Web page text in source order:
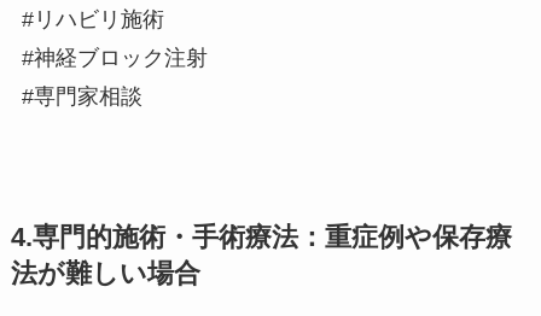
#リハビリ施術
#神経ブロック注射
#専門家相談
4.専門的施術・手術療法：重症例や保存療
法が難しい場合